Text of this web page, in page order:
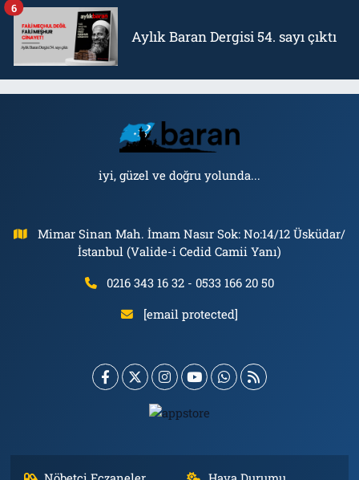
Aylık Baran Dergisi 54. sayı çıktı
6
iyi, güzel ve doğru yolunda...
Mimar Sinan Mah. İmam Nasır Sok: No:14/12 Üsküdar/
İstanbul (Valide-i Cedid Camii Yanı)
0216 343 16 32 - 0533 166 20 50
[email protected]